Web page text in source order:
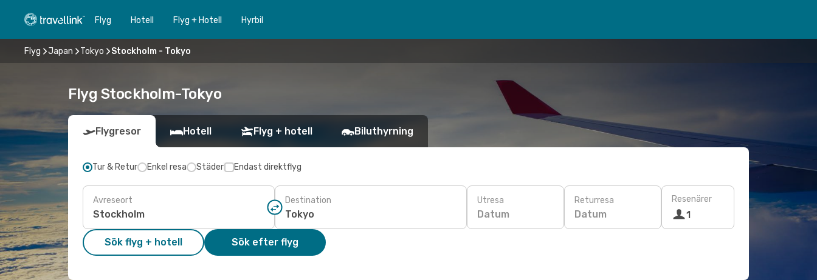
Flyg Hotell Flyg + Hotell Hyrbil
Flyg Japan Tokyo Stockholm - Tokyo
Flyg Stockholm-Tokyo
Flygresor Hotell Flyg + hotell Biluthyrning
Tur & Retur Enkel resa Städer Endast direktflyg
Avreseort Destination Utresa
Datum
Returresa
Datum
Resenärer
1
Sök flyg + hotell Sök efter flyg